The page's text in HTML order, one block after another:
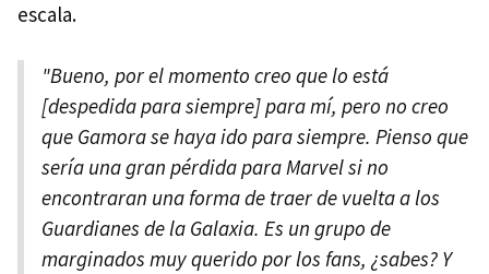
escala.
"Bueno, por el momento creo que lo está
[despedida para siempre] para mí, pero no creo
que Gamora se haya ido para siempre. Pienso que
sería una gran pérdida para Marvel si no
encontraran una forma de traer de vuelta a los
Guardianes de la Galaxia. Es un grupo de
marginados muy querido por los fans, ¿sabes? Y